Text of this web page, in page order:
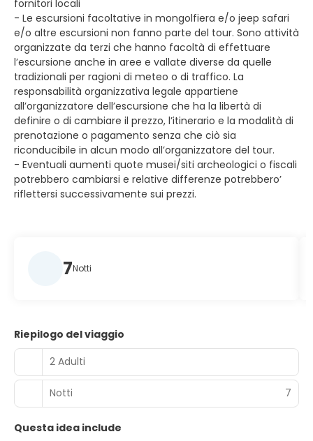
fornitori locali
- Le escursioni facoltative in mongolfiera e/o jeep safari
e/o altre escursioni non fanno parte del tour. Sono attività
organizzate da terzi che hanno facoltà di effettuare
l’escursione anche in aree e vallate diverse da quelle
tradizionali per ragioni di meteo o di traffico. La
responsabilità organizzativa legale appartiene
all’organizzatore dell’escursione che ha la libertà di
definire o di cambiare il prezzo, l’itinerario e la modalità di
prenotazione o pagamento senza che ciò sia
riconducibile in alcun modo all’organizzatore del tour.
- Eventuali aumenti quote musei/siti archeologici o fiscali
potrebbero cambiarsi e relative differenze potrebbero’
riflettersi successivamente sui prezzi.
7Notti
Riepilogo del viaggio
2 Adulti
Notti 7
Questa idea include